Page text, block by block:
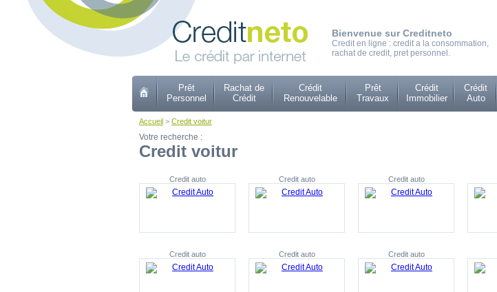
Bienvenue sur Creditneto
Credit en ligne : credit a la consommation,
rachat de credit, pret personnel.
Prêt
Personnel
Rachat de
Crédit
Crédit
Renouvelable
Prêt
Travaux
Crédit
Immobilier
Crédit
Auto
Accueil > Credit voitur
Votre recherche :
Credit voitur
Credit auto Credit auto Credit auto
Credit auto Credit auto Credit auto